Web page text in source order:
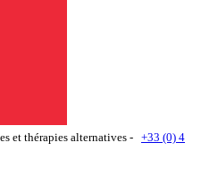
et thérapies alternatives - +33 (0) 4